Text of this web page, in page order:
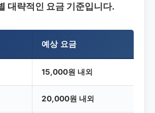
대략적인 요금 기준입니다.
예상 요금
15,000원 내외
20,000원 내외